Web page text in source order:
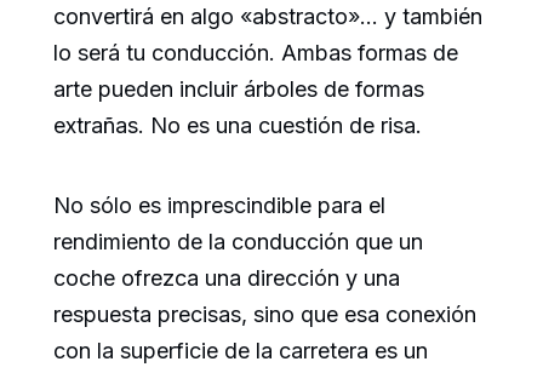
convertirá en algo «abstracto»… y también
lo será tu conducción. Ambas formas de
arte pueden incluir árboles de formas
extrañas. No es una cuestión de risa.
No sólo es imprescindible para el
rendimiento de la conducción que un
coche ofrezca una dirección y una
respuesta precisas, sino que esa conexión
con la superficie de la carretera es un